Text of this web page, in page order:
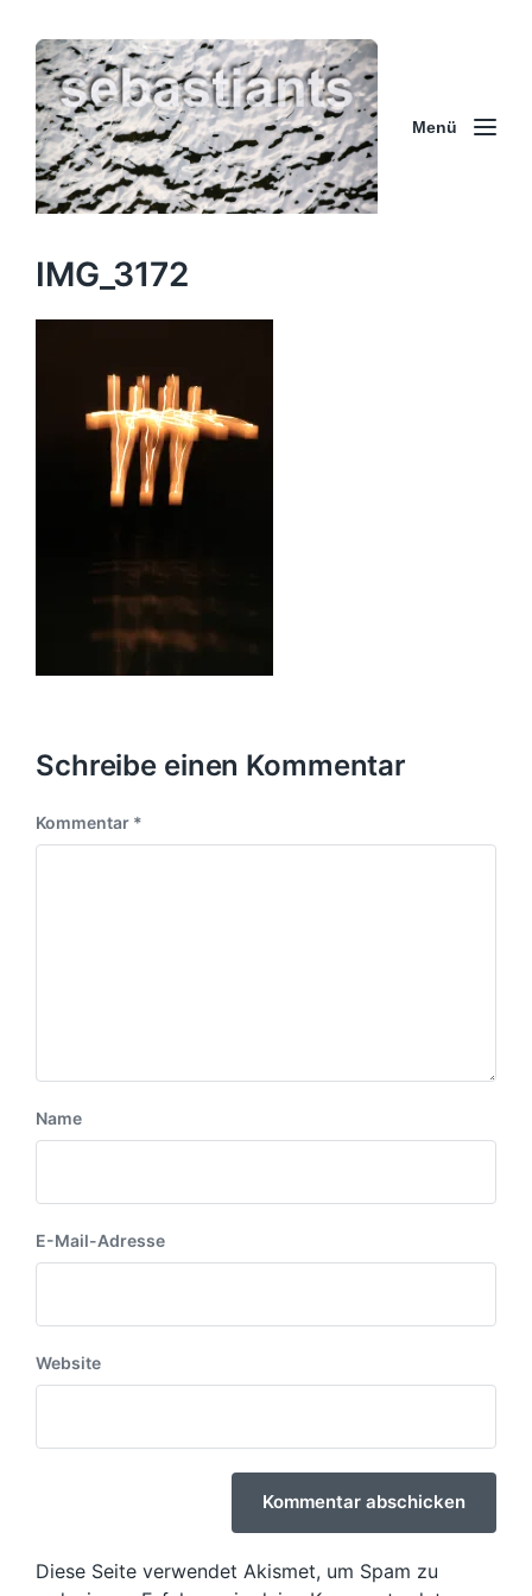
Menü
IMG_3172
Schreibe einen Kommentar
Kommentar *
Name
E-Mail-Adresse
Website
Diese Seite verwendet Akismet, um Spam zu